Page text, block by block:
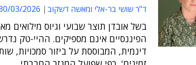
ד"ר שושי בר-אלי ומאשה דשקוב 03/2026 12:38
בשל אובדן תוצר שבועי וגיוס מילואים
הפיננסיים אינם מספיקים. ההיי-טק
דינמית, המבוססת על ביזור סמכויות,